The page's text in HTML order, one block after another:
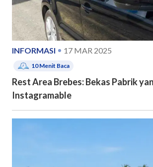
INFORMASI 17 MAR 2025
10Menit Baca
Rest Area Brebes: Bekas Pabrik
Instagramable